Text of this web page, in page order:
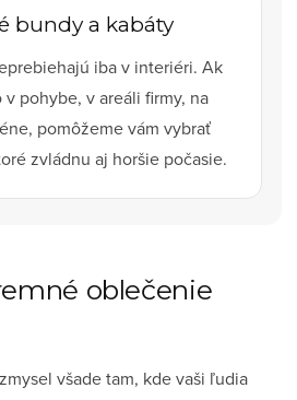
bundy a kabáty
iba v interiéri. Ak
pohybe, v areáli firmy, na
pomôžeme vám vybrať
zvládnu aj horšie počasie.
oblečenie
všade tam, kde vaši ľudia